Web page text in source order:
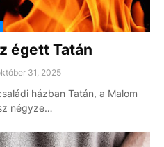
égett Tatán
31, 2025
házban Tatán, a Malom
négyze…